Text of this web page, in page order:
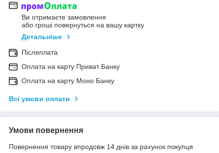
Ви отримаєте замовлення
або гроші повернуться на вашу картку
Детальніше
Післяплата
Оплата на карту Приват Банку
Оплата на карту Моно Банку
Всі умови оплати
Умови повернення
Повернення товару впродовж 14 днів за рахунок покупця